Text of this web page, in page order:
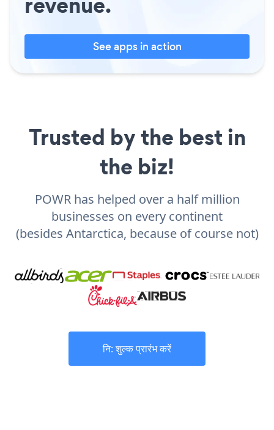
See apps in action
Trusted by the best in
the biz!
POWR has helped over a half million
businesses on every continent
(besides Antarctica, because of course not)
नि: शुल्क प्रारंभ करें